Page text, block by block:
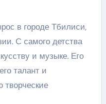
в городе Тбилиси,
С самого детства
и музыке. Его
талант и
творческие